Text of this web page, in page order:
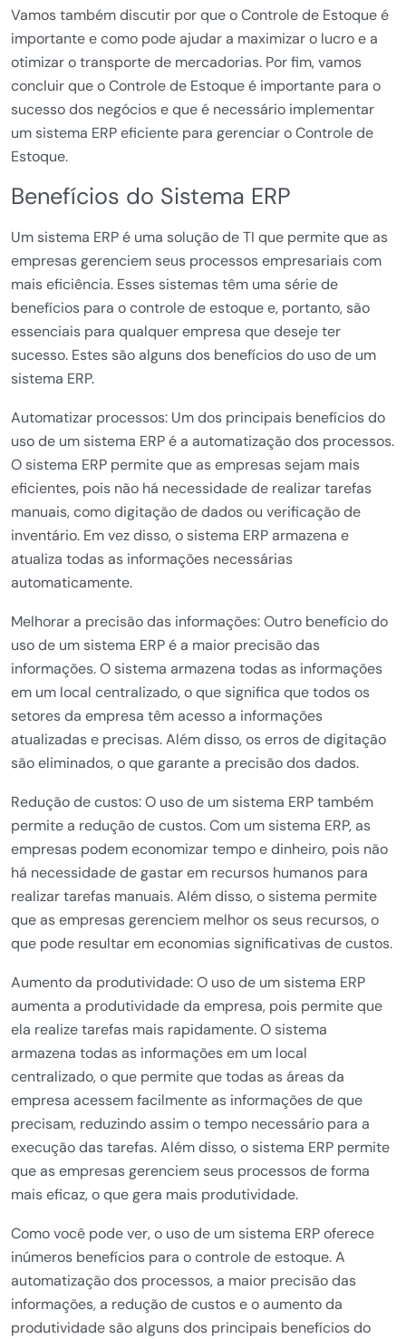
Vamos também discutir por que o Controle de Estoque é
importante e como pode ajudar a maximizar o lucro e a
otimizar o transporte de mercadorias. Por fim, vamos
concluir que o Controle de Estoque é importante para o
sucesso dos negócios e que é necessário implementar
um sistema ERP eficiente para gerenciar o Controle de
Estoque.
Benefícios do Sistema ERP
Um sistema ERP é uma solução de TI que permite que as
empresas gerenciem seus processos empresariais com
mais eficiência. Esses sistemas têm uma série de
benefícios para o controle de estoque e, portanto, são
essenciais para qualquer empresa que deseje ter
sucesso. Estes são alguns dos benefícios do uso de um
sistema ERP.
Automatizar processos: Um dos principais benefícios do
uso de um sistema ERP é a automatização dos processos.
O sistema ERP permite que as empresas sejam mais
eficientes, pois não há necessidade de realizar tarefas
manuais, como digitação de dados ou verificação de
inventário. Em vez disso, o sistema ERP armazena e
atualiza todas as informações necessárias
automaticamente.
Melhorar a precisão das informações: Outro benefício do
uso de um sistema ERP é a maior precisão das
informações. O sistema armazena todas as informações
em um local centralizado, o que significa que todos os
setores da empresa têm acesso a informações
atualizadas e precisas. Além disso, os erros de digitação
são eliminados, o que garante a precisão dos dados.
Redução de custos: O uso de um sistema ERP também
permite a redução de custos. Com um sistema ERP, as
empresas podem economizar tempo e dinheiro, pois não
há necessidade de gastar em recursos humanos para
realizar tarefas manuais. Além disso, o sistema permite
que as empresas gerenciem melhor os seus recursos, o
que pode resultar em economias significativas de custos.
Aumento da produtividade: O uso de um sistema ERP
aumenta a produtividade da empresa, pois permite que
ela realize tarefas mais rapidamente. O sistema
armazena todas as informações em um local
centralizado, o que permite que todas as áreas da
empresa acessem facilmente as informações de que
precisam, reduzindo assim o tempo necessário para a
execução das tarefas. Além disso, o sistema ERP permite
que as empresas gerenciem seus processos de forma
mais eficaz, o que gera mais produtividade.
Como você pode ver, o uso de um sistema ERP oferece
inúmeros benefícios para o controle de estoque. A
automatização dos processos, a maior precisão das
informações, a redução de custos e o aumento da
produtividade são alguns dos principais benefícios do